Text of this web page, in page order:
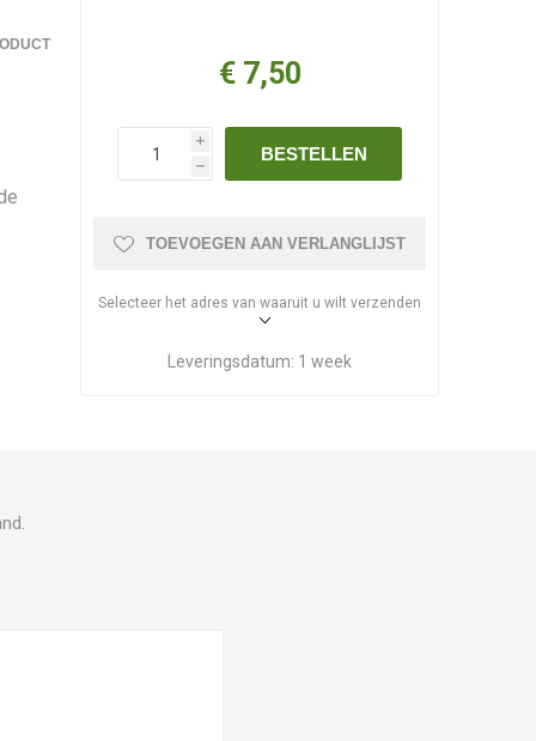
€ 7,50
i
h
BESTELLEN
TOEVOEGEN AAN VERLANGLIJST
Selecteer het adres van waaruit u wilt verzenden
Leveringsdatum: 1 week